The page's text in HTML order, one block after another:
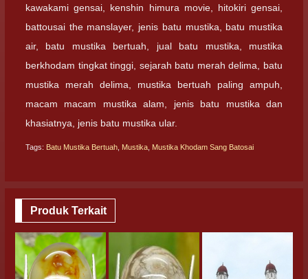
kawakami gensai, kenshin himura movie, hitokiri gensai,
battousai the manslayer, jenis batu mustika, batu mustika
air, batu mustika bertuah, jual batu mustika, mustika
berkhodam tingkat tinggi, sejarah batu merah delima, batu
mustika merah delima, mustika bertuah paling ampuh,
macam macam mustika alam, jenis batu mustika dan
khasiatnya, jenis batu mustika ular.
Tags: Batu Mustika Bertuah Mustika Mustika Khodam Sang Batosai
Produk Terkait